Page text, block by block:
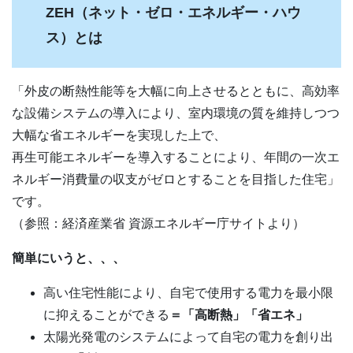
ZEH（ネット・ゼロ・エネルギー・ハウ
ス）とは
「外皮の断熱性能等を大幅に向上させるとともに、高効率
な設備システムの導入により、室内環境の質を維持しつつ
大幅な省エネルギーを実現した上で、
再生可能エネルギーを導入することにより、年間の一次エ
ネルギー消費量の収支がゼロとすることを目指した住宅」
です。
（参照：経済産業省 資源エネルギー庁サイトより）
簡単にいうと、、、
高い住宅性能により、自宅で使用する電力を最小限
に抑えることができる ＝「高断熱」「省エネ」
太陽光発電のシステムによって自宅の電力を創り出